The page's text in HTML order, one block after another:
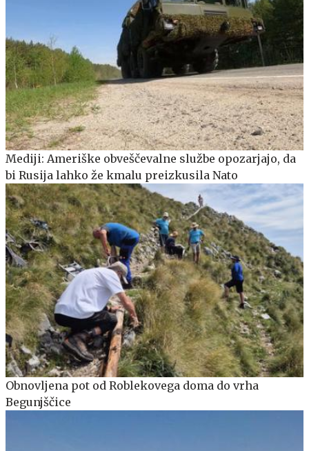
Mediji: Ameriške obveščevalne službe opozarjajo, da
bi Rusija lahko že kmalu preizkusila Nato
Obnovljena pot od Roblekovega doma do vrha
Begunjščice